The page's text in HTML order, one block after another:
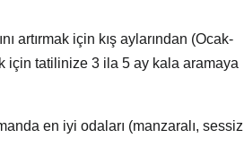
artırmak için kış aylarından (Ocak-
için tatilinize 3 ila 5 ay kala aramaya
en iyi odaları (manzaralı, sessiz